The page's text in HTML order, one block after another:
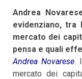
Andrea
evidenziano, tra
mercato dei
pensa e quali
Andrea Novarese.
mercato dei